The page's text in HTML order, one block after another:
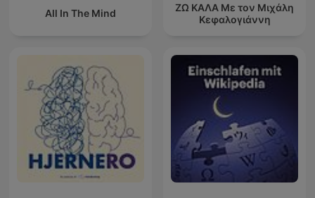
All In The Mind
ΖΩ ΚΑΛΑ Με τον Μιχάλη
Κεφαλογιάννη